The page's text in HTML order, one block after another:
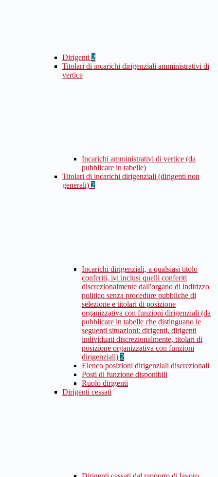
Dirigenti 2
Titolari di incarichi dirigenziali amministrativi di
vertice
Incarichi amministrativi di vertice (da
pubblicare in tabelle)
Titolari di incarichi dirigenziali (dirigenti non
generali) 2
Incarichi dirigenziali, a qualsiasi titolo
conferiti, ivi inclusi quelli conferiti
discrezionalmente dall'organo di indirizzo
politico senza procedure pubbliche di
selezione e titolari di posizione
organizzativa con funzioni dirigenziali (da
pubblicare in tabelle che distinguano le
seguenti situazioni: dirigenti, dirigenti
individuati discrezionalmente, titolari di
posizione organizzativa con funzioni
dirigenziali) 2
Elenco posizioni dirigenziali discrezionali
Posti di funzione disponibili
Ruolo dirigenti
Dirigenti cessati